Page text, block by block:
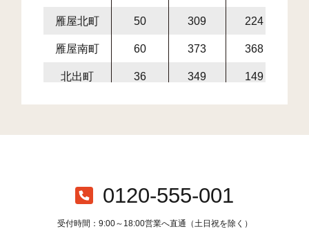
雁屋北町 50 309 224
雁屋南町 60 373 368
北出町 36 349 149
二丁通町 32 357 191
楠公(2) 47 102
0120-555-001
受付時間：9:00～18:00営業へ直通（土日祝を除く）